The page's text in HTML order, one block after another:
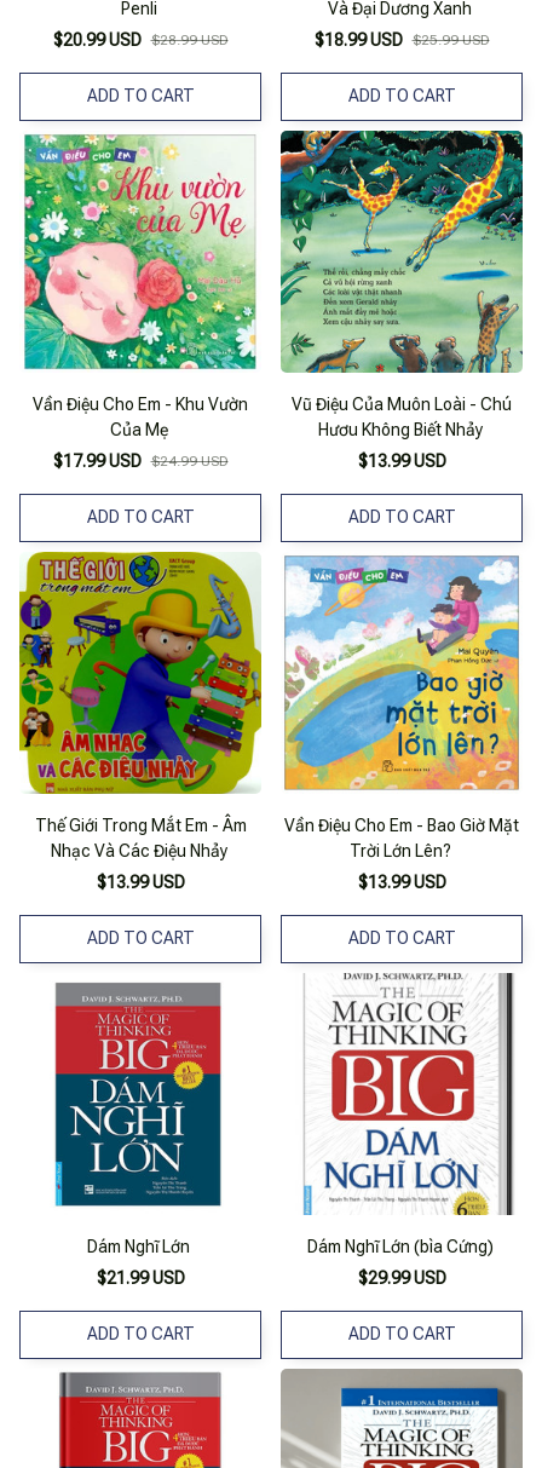
Penli
$20.99 USD $28.99 USD
ADD TO CART
Và Đại Dương Xanh
$18.99 USD $25.99 USD
ADD TO CART
Vần Điệu Cho Em - Khu Vườn
Của Mẹ
$17.99 USD $24.99 USD
ADD TO CART
Vũ Điệu Của Muôn Loài - Chú
Hươu Không Biết Nhảy
$13.99 USD
ADD TO CART
Thế Giới Trong Mắt Em - Âm
Nhạc Và Các Điệu Nhảy
$13.99 USD
ADD TO CART
Vần Điệu Cho Em - Bao Giờ Mặt
Trời Lớn Lên?
$13.99 USD
ADD TO CART
Dám Nghĩ Lớn
$21.99 USD
ADD TO CART
Dám Nghĩ Lớn (bìa Cứng)
$29.99 USD
ADD TO CART